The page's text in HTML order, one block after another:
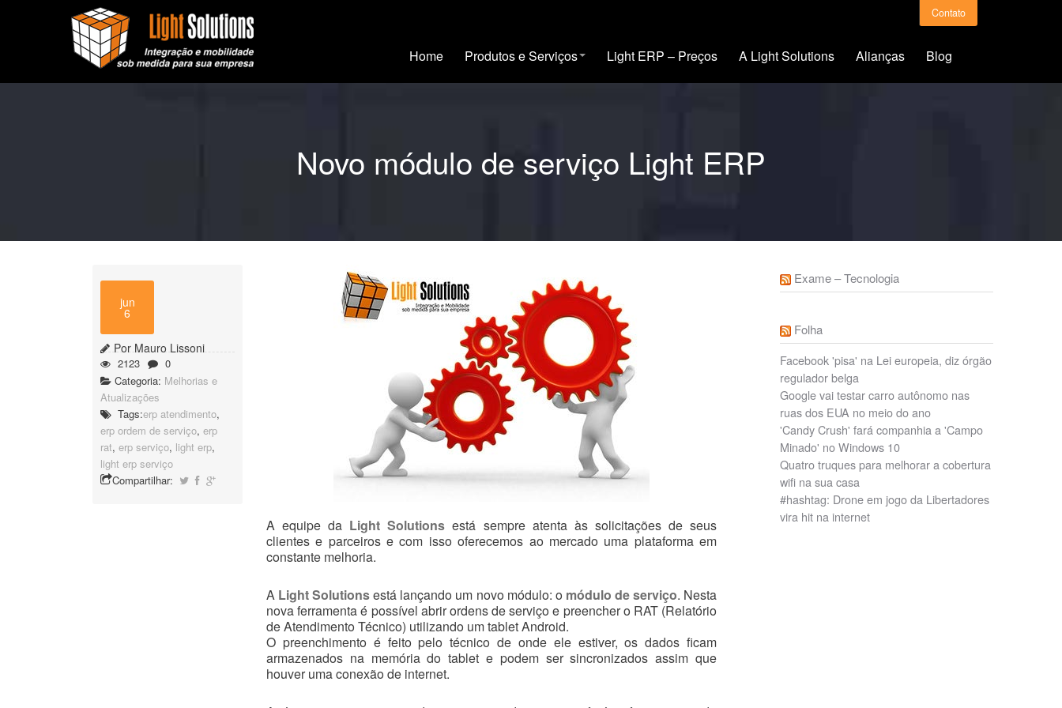
Contato
Home Produtos e Serviços Light ERP – Preços A Light Solutions Alianças Blog
Novo módulo de serviço Light ERP
jun
6
Por Mauro Lissoni
2123
0
Categoria: Melhorias e
Atualizações
Tags:erp atendimento,
erp ordem de serviço, erp
rat, erp serviço, light erp,
light erp serviço
Compartilhar:
A equipe da Light Solutions está sempre atenta às solicitações de seus
clientes e parceiros e com isso oferecemos ao mercado uma plataforma em
constante melhoria.
A Light Solutionsestá lançando um novo módulo: o módulo de serviço. Nesta
nova ferramenta é possível abrir ordens de serviço e preencher o RAT (Relatório
de Atendimento Técnico) utilizando um tablet Android.
O preenchimento é feito pelo técnico de onde ele estiver, os dados ficam
armazenados na memória do tablet e podem ser sincronizados assim que
houver uma conexão de internet.
Exame – Tecnologia
Folha
Facebook 'pisa' na Lei europeia, diz órgão
regulador belga
Google vai testar carro autônomo nas
ruas dos EUA no meio do ano
'Candy Crush' fará companhia a 'Campo
Minado' no Windows 10
Quatro truques para melhorar a cobertura
wifi na sua casa
#hashtag: Drone em jogo da Libertadores
vira hit na internet